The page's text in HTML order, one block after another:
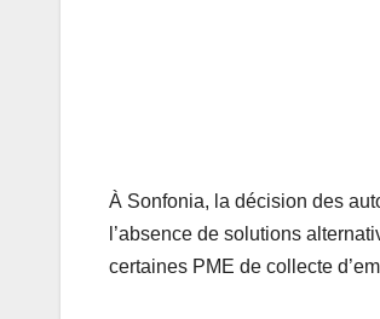
À Sonfonia, la décision des
l’absence de solutions
certaines PME de collecte